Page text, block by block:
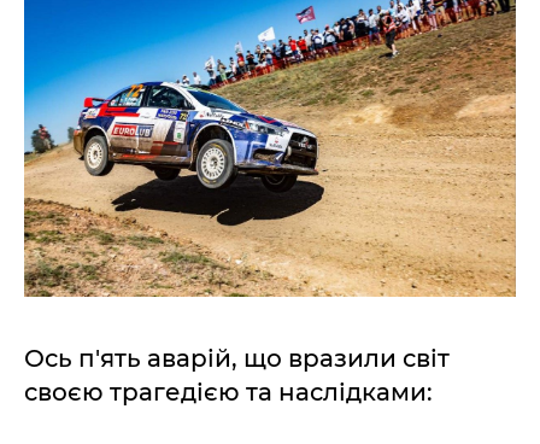
Ось п'ять аварій, що вразили світ
своєю трагедією та наслідками: